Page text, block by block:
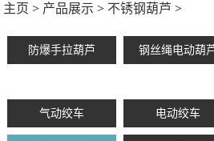
主页 > 产品展示 > 不锈钢葫芦 >
防爆手拉葫芦 钢丝绳电动葫
气动绞车 电动绞车